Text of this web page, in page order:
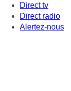
Direct tv
Direct radio
Alertez-nous